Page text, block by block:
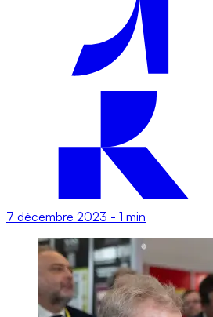
7 décembre 2023 - 1 min